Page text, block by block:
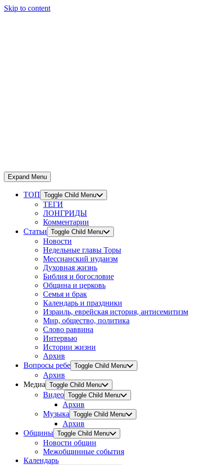
Skip to content
Expand Menu
ТОП Toggle Child Menu
ТЕГИ
ЛОНГРИДЫ
Комментарии
Статьи Toggle Child Menu
Новости
Недельные главы Торы
Мессианский иудаизм
Духовная жизнь
Библия и богословие
Община и церковь
Семья и брак
Календарь и праздники
Израиль, еврейская история, антисемитизм
Мир, общество, политика
Слово раввина
Интервью
Истории жизни
Архив
Вопросы ребе Toggle Child Menu
Архив
Медиа Toggle Child Menu
Видео Toggle Child Menu
Архив
Музыка Toggle Child Menu
Архив
Общины Toggle Child Menu
Новости общин
Межобщинные события
Календарь